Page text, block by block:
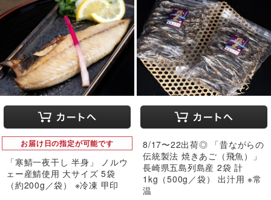
お届け日の指定が可能です
「寒鯖一夜干し 半身」 ノルウ
ェー産鯖使用 大サイズ 5袋
（約200g／袋） ※冷凍 甲印
8/17〜22出荷◎ 「昔ながらの
伝統製法 焼きあご（飛魚）」
長崎県五島列島産 2袋 計
1kg（500g／袋） 出汁用 ※常
温